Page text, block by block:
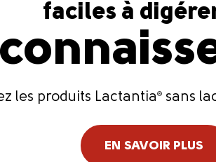
faciles à
les produits Lactantia®sans
EN SAVOIR PLUS